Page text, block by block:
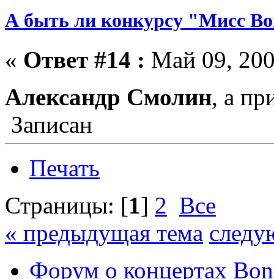
А быть ли конкурсу "Мисс
« Ответ #14 : Май 09,
Александр Смолин, а
Записан
Печать
Страницы: [1] 2 Все
« предыдущая тема
Форум о концертах